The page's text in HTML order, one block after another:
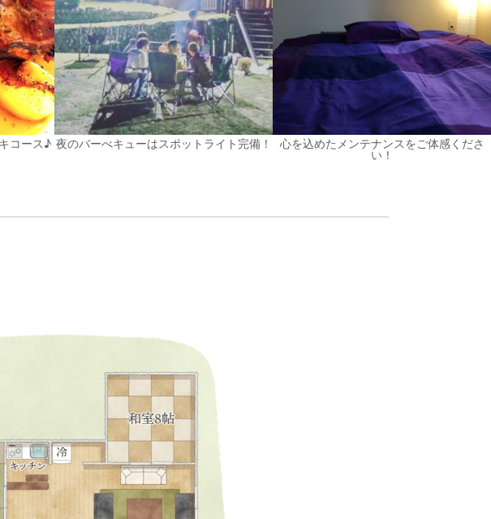
コース♪ 夜のバーべキューはスポットライト完備！ 心を込めたメンテナンスをご体感くださ
い！